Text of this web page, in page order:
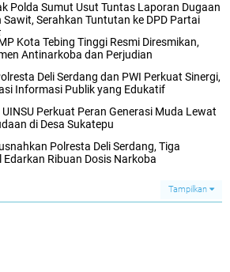
Polda Sumut Usut Tuntas Laporan Dugaan
Serahkan Tuntutan ke DPD Partai
Kota Tebing Tinggi Resmi Diresmikan,
Antinarkoba dan Perjudian
Deli Serdang dan PWI Perkuat Sinergi,
Informasi Publik yang Edukatif
Perkuat Peran Generasi Muda Lewat
di Desa Sukatepu
Polresta Deli Serdang, Tiga
Edarkan Ribuan Dosis Narkoba
Tampilkan